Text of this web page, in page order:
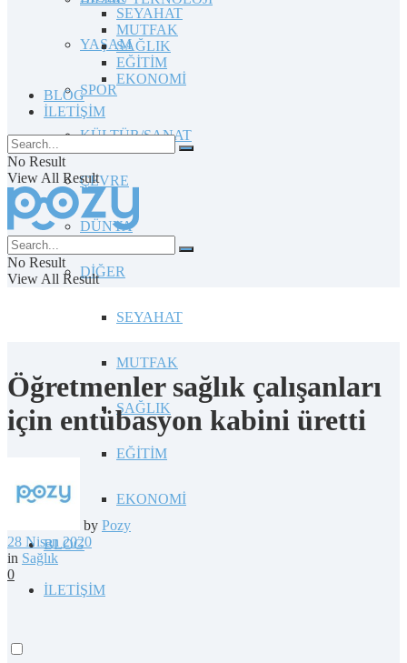
YAŞAM
SPOR
KÜLTÜR/SANAT
ÇEVRE
DÜNYA
DİĞER
SEYAHAT
MUTFAK
SAĞLIK
EĞİTİM
EKONOMİ
BLOG
İLETİŞİM
SEYAHAT
MUTFAK
SAĞLIK
EĞİTİM
EKONOMİ
BLOG
İLETİŞİM
No Result
View All Result
No Result
View All Result
Öğretmenler sağlık çalışanları
için entübasyon kabini üretti
by Pozy
28 Nisan 2020
in Sağlık
0